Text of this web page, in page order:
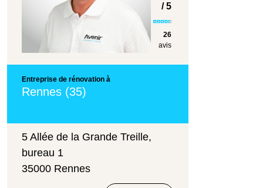
/ 5
26
avis
Entreprise de rénovation à
Rennes (35)
5 Allée de la Grande Treille,
bureau 1
35000 Rennes